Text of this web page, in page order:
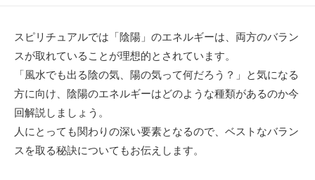
スピリチュアルでは「陰陽」のエネルギーは、両方のバラン
スが取れていることが理想的とされています。
「風水でも出る陰の気、陽の気って何だろう？」と気になる
方に向け、陰陽のエネルギーはどのような種類があるのか今
回解説しましょう。
人にとっても関わりの深い要素となるので、ベストなバラン
スを取る秘訣についてもお伝えします。